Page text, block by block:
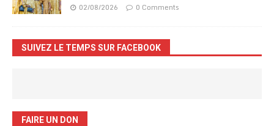
02/08/2026 0 Comments
SUIVEZ LE TEMPS SUR FACEBOOK
FAIRE UN DON